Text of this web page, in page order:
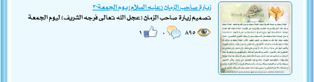
زيارة صاحب الزمان (عليه السلام) يوم الجمعة-٣
تصميم زيارة صاحب الزمان (عجل الله تعالى فرجه الشريف) ليوم الجمعة